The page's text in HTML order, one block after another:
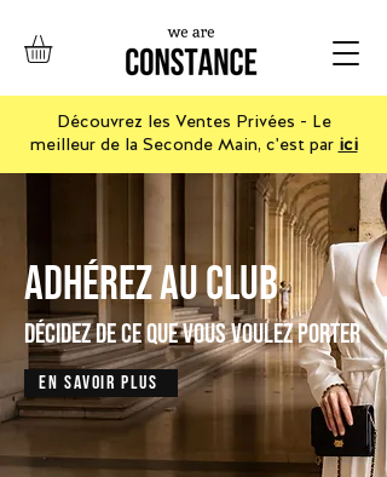
Découvrez les Ventes Privées - Le
meilleur de la Seconde Main, c'est par ici
adhérez au club
dÉcidez de ce que vous voulez porter
En savoir plus